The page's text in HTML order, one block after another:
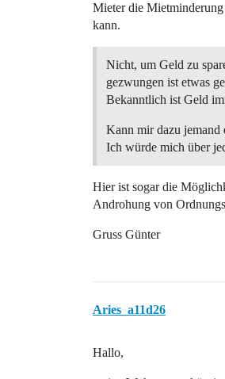
Mieter die Mietminderung
kann.
Nicht, um Geld zu
gezwungen ist etwas
Bekanntlich ist Geld
Kann mir dazu jemand
Ich würde mich über
Hier ist sogar die
Androhung von
Gruss Günter
Aries_a11d26
Hallo,